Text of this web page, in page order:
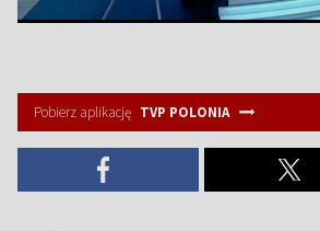
Pobierz aplikację TVP POLONIA